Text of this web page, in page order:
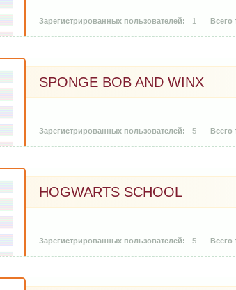
1
SPONGE BOB AND WINX
5
HOGWARTS SCHOOL
5